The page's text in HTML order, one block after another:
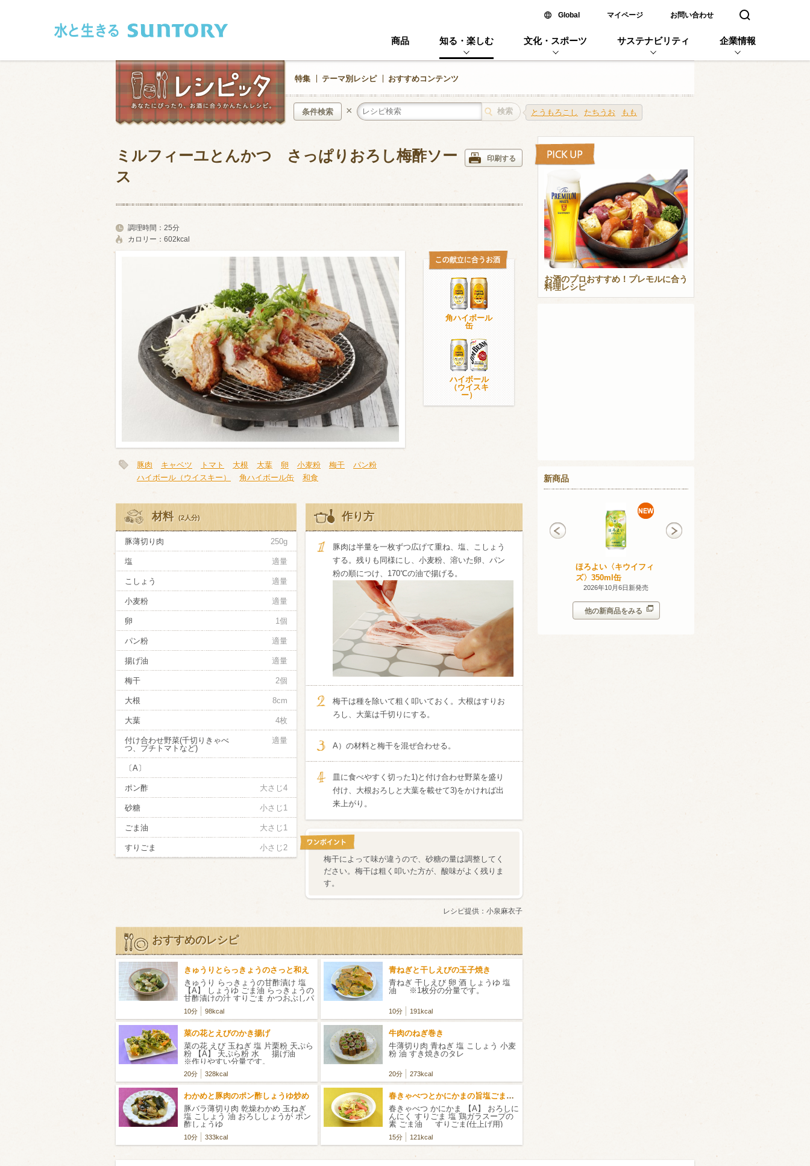
Global新しいウィンドウで開く
マイページ お問い合わせ 検索窓を開く
商品 知る・楽しむ 文化・スポーツ サステナビリティ 企業情報
特集 テーマ別レシピ おすすめコンテンツ
とうもろこし たちうお もも
条件検索 ×
和食 洋食 中華風 イタリアン
肉
その他
ビール ハイボール（ウイスキー） ウイスキー・ブランデー 焼酎
赤ワイン 白ワイン
検索
ミルフィーユとんかつ さっぱりおろし梅酢ソー
ス
印刷する
調理時間： 25分
カロリー： 602kcal
角ハイボール
缶
ハイボール
（ウイスキ
ー）
豚肉 キャベツ トマト 大根 大葉 卵 小麦粉 梅干
パン粉
ハイボール（ウイスキー）
角ハイボール缶 和食
材料 (2人分)
豚薄切り肉 250g
塩 適量
こしょう 適量
小麦粉 適量
卵 1個
パン粉 適量
揚げ油 適量
梅干 2個
大根 8cm
大葉 4枚
付け合わせ野菜(千切りきゃべ
つ、プチトマトなど)
適量
〔A〕
ポン酢 大さじ4
砂糖 小さじ1
ごま油 大さじ1
すりごま 小さじ2
作り方
豚肉は半量を一枚ずつ広げて重ね、塩、こしょう
する。残りも同様にし、小麦粉、溶いた卵、パン
粉の順につけ、170℃の油で揚げる。
梅干は種を除いて粗く叩いておく。大根はすりお
ろし、大葉は千切りにする。
A）の材料と梅干を混ぜ合わせる。
皿に食べやすく切った1)と付け合わせ野菜を盛り
付け、大根おろしと大葉を載せて3)をかければ出
来上がり。
梅干によって味が違うので、砂糖の量は調整してく
ださい。梅干は粗く叩いた方が、酸味がよく残りま
す。
レシピ提供： 小泉麻衣子
おすすめのレシピ
きゅうりとらっきょうのさっと和え
きゅうり らっきょうの甘酢漬け 塩
【A】 しょうゆ ごま油 らっきょうの
甘酢漬けの汁 すりごま かつおぶしパ
ック
10分 98kcal
青ねぎと干しえびの玉子焼き
青ねぎ 干しえび 卵 酒 しょうゆ 塩
油 ※1枚分の分量です。
10分 191kcal
菜の花とえびのかき揚げ
菜の花 えび 玉ねぎ 塩 片栗粉 天ぷら
粉 【A】 天ぷら粉 水 揚げ油
※作りやすい分量です。
20分 328kcal
牛肉のねぎ巻き
牛薄切り肉 青ねぎ 塩 こしょう 小麦
粉 油 すき焼きのタレ
20分 273kcal
わかめと豚肉のポン酢しょうゆ炒め
豚バラ薄切り肉 乾燥わかめ 玉ねぎ
塩 こしょう 油 おろししょうが ポン
酢しょうゆ
10分 333kcal
春きゃべつとかにかまの旨塩ごまだれ
春きゃべつ かにかま 【A】 おろしに
んにく すりごま 塩 鶏ガラスープの
素 ごま油 すりごま(仕上げ用)
15分 121kcal
お酒のプロおすすめ！プレモルに合う
料理レシピ
新商品
ほろよい〈キウイフィ
ズ〉350ml缶
2026年10月6日新発売
他の新商品をみる